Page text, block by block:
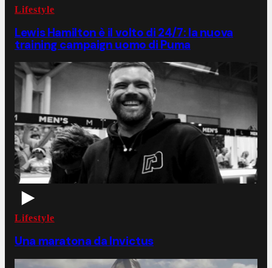
Lifestyle
Lewis Hamilton è il volto di 24/7: la nuova
training campaign uomo di Puma
Lifestyle
Una maratona da Invictus